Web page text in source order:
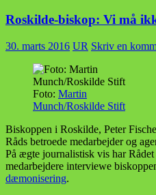
Roskilde-biskop: Vi må
30. marts 2016 UR Skriv en
Foto: Martin
Munch/Roskilde Stift
Biskoppen i Roskilde, Peter
Råds betroede medarbejder og
På ægte journalistisk vis har
medarbejdere interviewe
dæmonisering.